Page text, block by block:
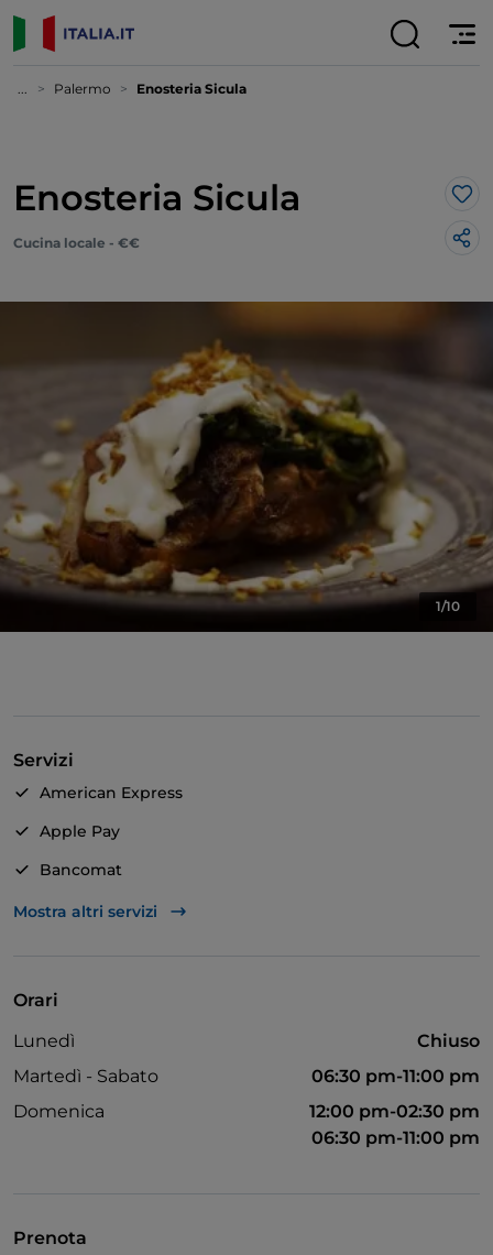
... Palermo Enosteria Sicula
Enosteria Sicula
Cucina locale - €€
1/10
Servizi
American Express
Apple Pay
Bancomat
Mastercard
Bagno per disabili
Mostra altri servizi
Orari
Lunedì
Chiuso
Martedì - Sabato
06:30 pm-11:00 pm
Domenica
12:00 pm-02:30 pm
06:30 pm-11:00 pm
Prenota